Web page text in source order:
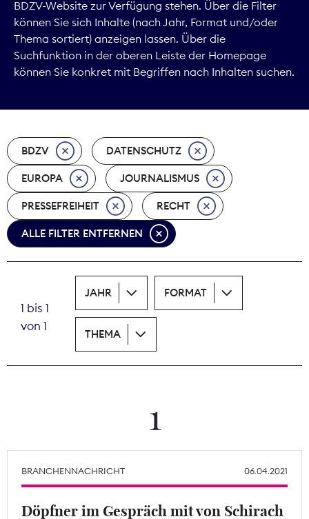
Digitales
Kommunikation
Marktdaten
Nachhaltigkeit
Nachwuchs
Nova Award
Print
Wächterpreis
Mitgliederbereich
BDZV-Website zur Verfügung stehen. Über die Filter
können Sie sich Inhalte (nach Jahr, Format und/oder
Thema sortiert) anzeigen lassen. Über die
Suchfunktion in der oberen Leiste der Homepage
können Sie konkret mit Begriffen nach Inhalten suchen.
BDZV DATENSCHUTZ
EUROPA JOURNALISMUS
PRESSEFREIHEIT RECHT
ALLE FILTER ENTFERNEN
1 bis 1
von 1
JAHR FORMAT
THEMA
1
BRANCHENNACHRICHT 06.04.2021
Döpfner im Gespräch mit von Schirach